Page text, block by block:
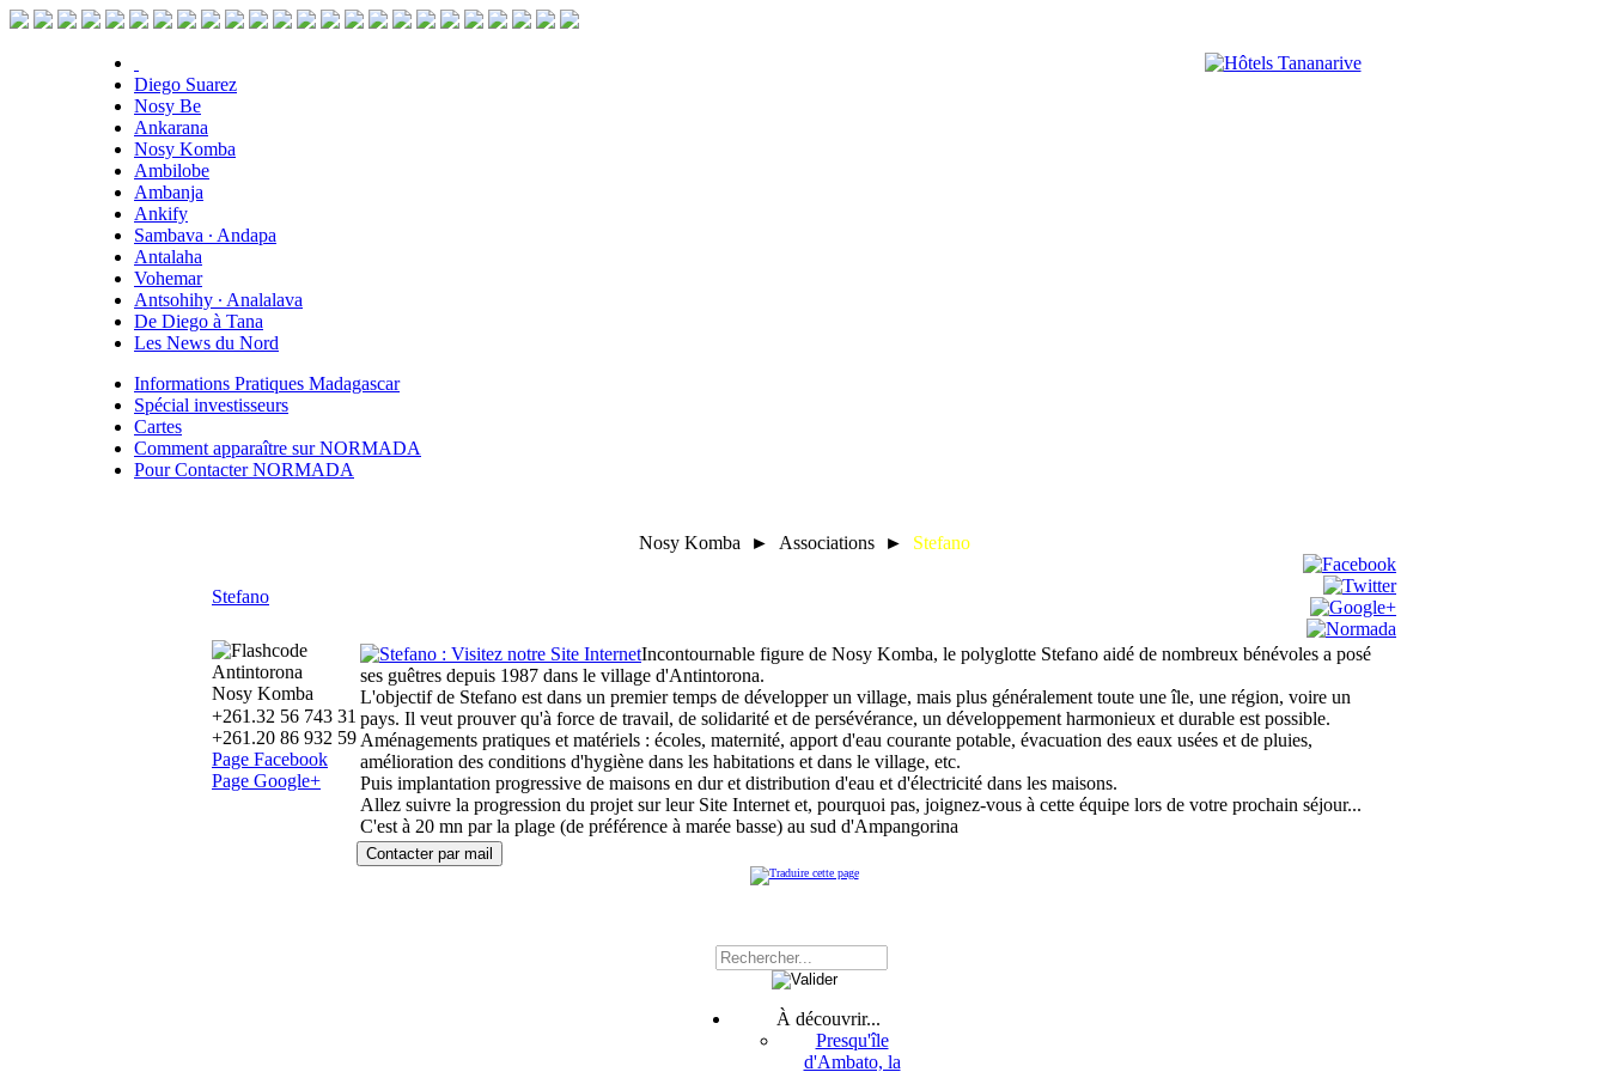
Diego Suarez
Nosy Be
Ankarana
Nosy Komba
Ambilobe
Ambanja
Ankify
Sambava ∙ Andapa
Antalaha
Vohemar
Antsohihy ∙ Analalava
De Diego à Tana
Les News du Nord
Informations Pratiques Madagascar
Spécial investisseurs
Cartes
Comment apparaître sur NORMADA
Pour Contacter NORMADA
Nosy Komba ► Associations ► Stefano
Stefano
Antintorona
Nosy Komba
+261.32 56 743 31
+261.20 86 932 59
Page Facebook
Page Google+
Incontournable figure de Nosy Komba, le polyglotte Stefano aidé de nombreux bénévoles a posé
ses guêtres depuis 1987 dans le village d'Antintorona.
L'objectif de Stefano est dans un premier temps de développer un village, mais plus généralement toute une île, une région, voire un
pays. Il veut prouver qu'à force de travail, de solidarité et de persévérance, un développement harmonieux et durable est possible.
Aménagements pratiques et matériels : écoles, maternité, apport d'eau courante potable, évacuation des eaux usées et de pluies,
amélioration des conditions d'hygiène dans les habitations et dans le village, etc.
Puis implantation progressive de maisons en dur et distribution d'eau et d'électricité dans les maisons.
Allez suivre la progression du projet sur leur Site Internet et, pourquoi pas, joignez-vous à cette équipe lors de votre prochain séjour...
C'est à 20 mn par la plage (de préférence à marée basse) au sud d'Ampangorina
À découvrir...
Presqu'île
d'Ambato, la